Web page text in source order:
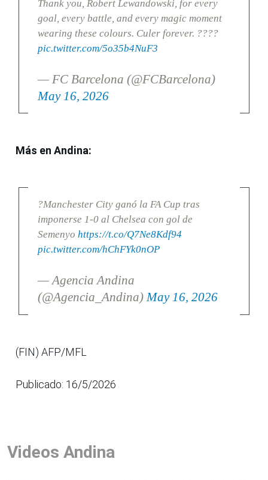
Thank you, Robert Lewandowski, for every
goal, every battle, and every magic moment
wearing these colours. Culer forever. ????
pic.twitter.com/5o35b4NuF3
— FC Barcelona (@FCBarcelona)
May 16, 2026
Más en Andina:
?Manchester City ganó la FA Cup tras
imponerse 1-0 al Chelsea con gol de
Semenyo https://t.co/Q7Ne8Kdf94
pic.twitter.com/hChFYk0nOP
— Agencia Andina
(@Agencia_Andina)May 16, 2026
(FIN) AFP/MFL
Publicado: 16/5/2026
Videos Andina